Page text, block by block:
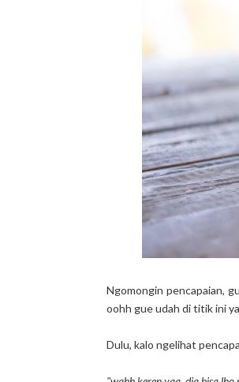
Ngomongin pencapaian,
oohh gue udah di titik ini
Dulu, kalo ngelihat